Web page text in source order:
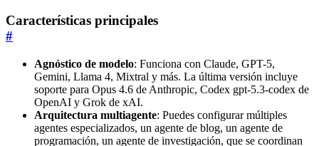
Características principales
#
Agnóstico de modelo: Funciona con Claude, GPT-5,
Gemini, Llama 4, Mixtral y más. La última versión incluye
soporte para Opus 4.6 de Anthropic, Codex gpt-5.3-codex de
OpenAI y Grok de xAI.
Arquitectura multiagente: Puedes configurar múltiples
agentes especializados, un agente de blog, un agente de
programación, un agente de investigación, que se coordinan